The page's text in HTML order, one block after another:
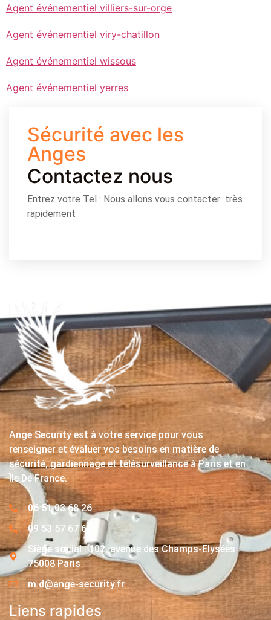
Agent événementiel villiers-sur-orge
Agent événementiel viry-chatillon
Agent événementiel wissous
Agent événementiel yerres
Sécurité avec les
Anges
Contactez nous
Entrez votre Tel : Nous allons vous contacter très
rapidement
Ange Security est à votre service pour vous
renseigner et évaluer vos besoins en matière de
sécurité, gardiennage et télésurveillance à Paris et en
Île De France.
06 51 03 68 26
09 53 57 67 63
Siège social : 102, avenue des Champs-Elysées
75008 Paris
m.d@ange-security.fr
Liens rapides